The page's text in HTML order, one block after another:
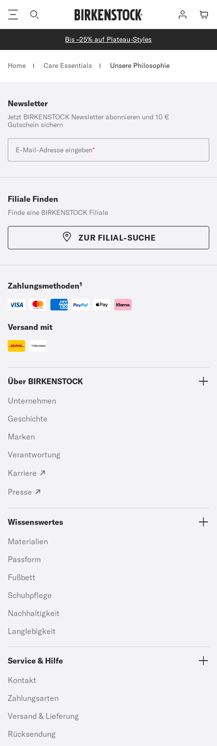
Bis –25% auf Plateau-Styles
Homepage
Home Care Essentials Unsere Philosophie
Newsletter
Jetzt BIRKENSTOCK Newsletter abonnieren und 10 €
Gutschein sichern
E-Mail-Adresse eingeben*
Filiale Finden
Finde eine BIRKENSTOCK Filiale
ZUR FILIAL-SUCHE
Zahlungsmethoden¹
Versand mit
Über BIRKENSTOCK
Unternehmen
Geschichte
Marken
Verantwortung
Karriere
Presse
Wissenswertes
Materialien
Passform
Fußbett
Schuhpflege
Nachhaltigkeit
Langlebigkeit
Service & Hilfe
Kontakt
Zahlungsarten
Versand & Lieferung
Rücksendung